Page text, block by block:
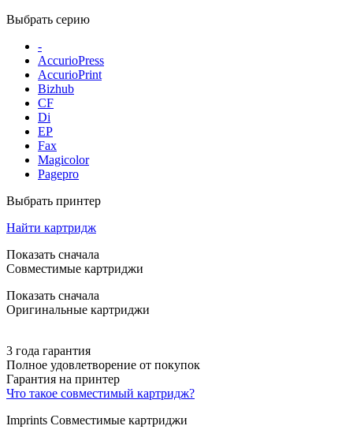
Выбрать серию
-
AccurioPress
AccurioPrint
Bizhub
CF
Di
EP
Fax
Magicolor
Pagepro
Выбрать принтер
Найти картридж
Показать сначала
Совместимые картриджи
Показать сначала
Оригинальные картриджи
3 года гарантия
Полное удовлетворение от покупок
Гарантия на принтер
Что такое совместимый картридж?
Imprints Совместимые картриджи